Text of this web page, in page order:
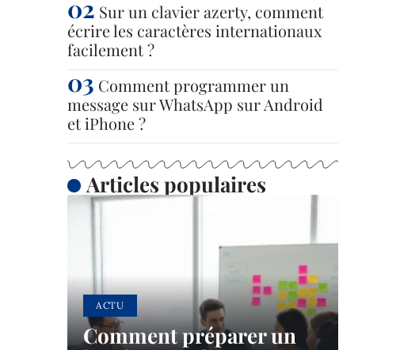
Sur un clavier azerty, comment
écrire les caractères internationaux
facilement ?
Comment programmer un
message sur WhatsApp sur Android
et iPhone ?
Articles populaires
ACTU
Comment préparer un